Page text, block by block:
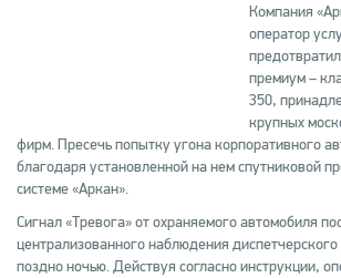
Компания
оператор
премиум –
350,
крупных
фирм. Пресечь попытку угона корпоративного
благодаря установленной на нем спутниковой
системе «Аркан».
Сигнал «Тревога» от охраняемого автомобиля
централизованного наблюдения
поздно ночью. Действуя согласно инструкции,